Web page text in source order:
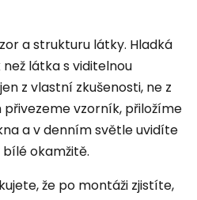
a strukturu látky. Hladká
látka s viditelnou
z vlastní zkušenosti, ne z
vzorník, přiložíme
a v denním světle uvidíte
okamžitě.
že po montáži zjistíte,